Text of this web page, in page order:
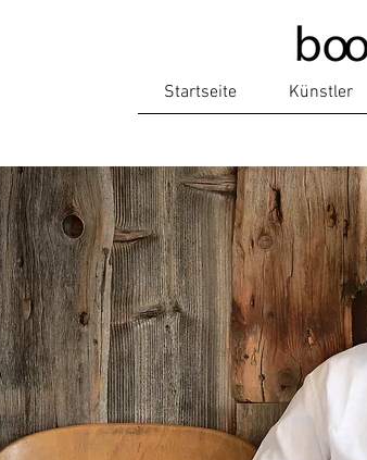
Startseite Künstler